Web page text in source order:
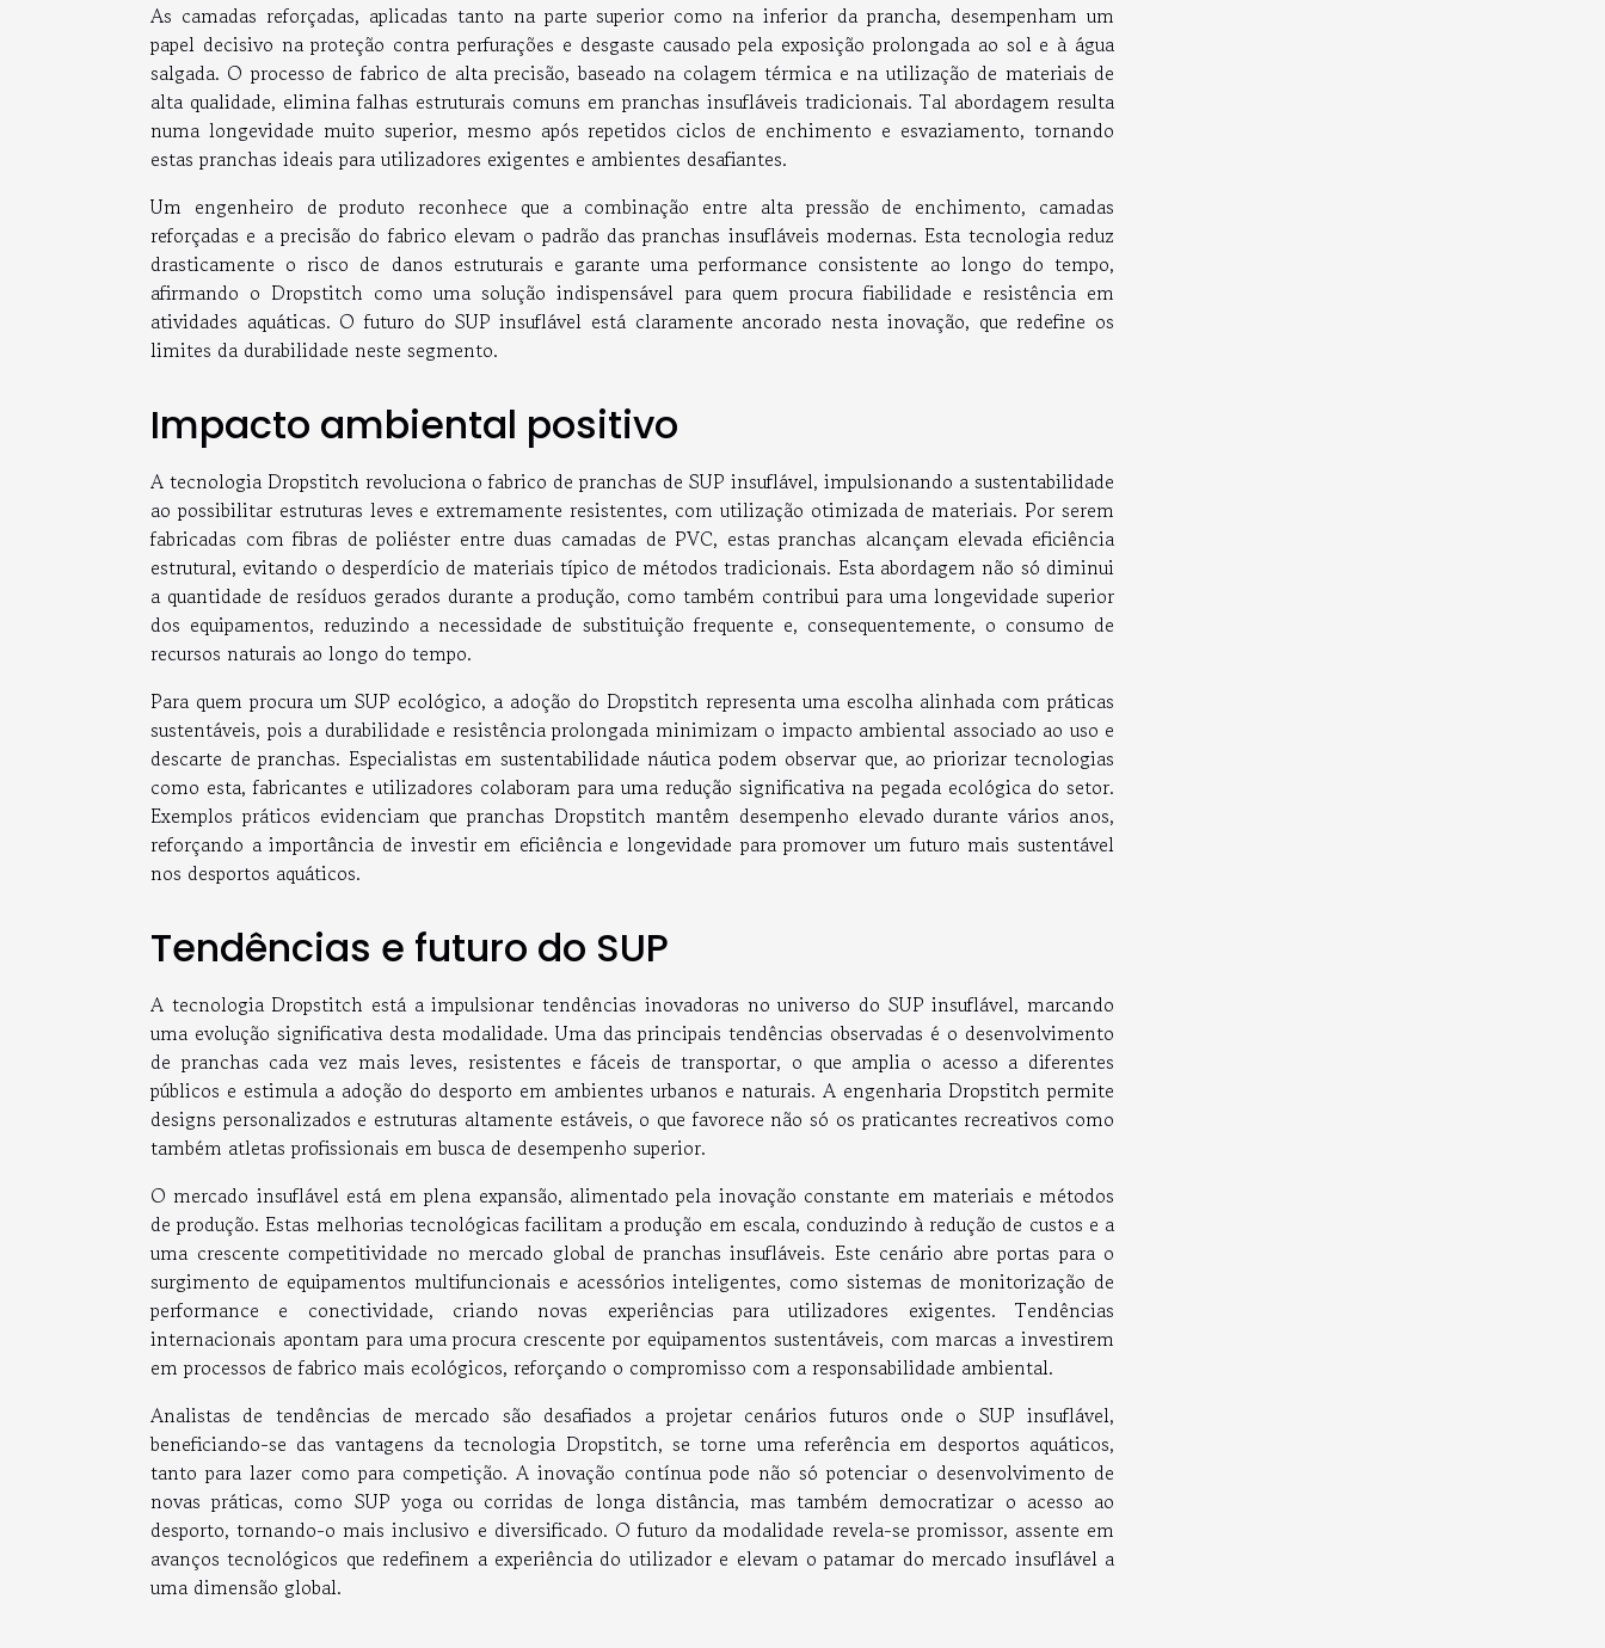
As camadas reforçadas, aplicadas tanto na parte superior como na inferior da prancha, desempenham um
papel decisivo na proteção contra perfurações e desgaste causado pela exposição prolongada ao sol e à água
salgada. O processo de fabrico de alta precisão, baseado na colagem térmica e na utilização de materiais de
alta qualidade, elimina falhas estruturais comuns em pranchas insufláveis tradicionais. Tal abordagem resulta
numa longevidade muito superior, mesmo após repetidos ciclos de enchimento e esvaziamento, tornando
estas pranchas ideais para utilizadores exigentes e ambientes desafiantes.
Um engenheiro de produto reconhece que a combinação entre alta pressão de enchimento, camadas
reforçadas e a precisão do fabrico elevam o padrão das pranchas insufláveis modernas. Esta tecnologia reduz
drasticamente o risco de danos estruturais e garante uma performance consistente ao longo do tempo,
afirmando o Dropstitch como uma solução indispensável para quem procura fiabilidade e resistência em
atividades aquáticas. O futuro do SUP insuflável está claramente ancorado nesta inovação, que redefine os
limites da durabilidade neste segmento.
Impacto ambiental positivo
A tecnologia Dropstitch revoluciona o fabrico de pranchas de SUP insuflável, impulsionando a sustentabilidade
ao possibilitar estruturas leves e extremamente resistentes, com utilização otimizada de materiais. Por serem
fabricadas com fibras de poliéster entre duas camadas de PVC, estas pranchas alcançam elevada eficiência
estrutural, evitando o desperdício de materiais típico de métodos tradicionais. Esta abordagem não só diminui
a quantidade de resíduos gerados durante a produção, como também contribui para uma longevidade superior
dos equipamentos, reduzindo a necessidade de substituição frequente e, consequentemente, o consumo de
recursos naturais ao longo do tempo.
Para quem procura um SUP ecológico, a adoção do Dropstitch representa uma escolha alinhada com práticas
sustentáveis, pois a durabilidade e resistência prolongada minimizam o impacto ambiental associado ao uso e
descarte de pranchas. Especialistas em sustentabilidade náutica podem observar que, ao priorizar tecnologias
como esta, fabricantes e utilizadores colaboram para uma redução significativa na pegada ecológica do setor.
Exemplos práticos evidenciam que pranchas Dropstitch mantêm desempenho elevado durante vários anos,
reforçando a importância de investir em eficiência e longevidade para promover um futuro mais sustentável
nos desportos aquáticos.
Tendências e futuro do SUP
A tecnologia Dropstitch está a impulsionar tendências inovadoras no universo do SUP insuflável, marcando
uma evolução significativa desta modalidade. Uma das principais tendências observadas é o desenvolvimento
de pranchas cada vez mais leves, resistentes e fáceis de transportar, o que amplia o acesso a diferentes
públicos e estimula a adoção do desporto em ambientes urbanos e naturais. A engenharia Dropstitch permite
designs personalizados e estruturas altamente estáveis, o que favorece não só os praticantes recreativos como
também atletas profissionais em busca de desempenho superior.
O mercado insuflável está em plena expansão, alimentado pela inovação constante em materiais e métodos
de produção. Estas melhorias tecnológicas facilitam a produção em escala, conduzindo à redução de custos e a
uma crescente competitividade no mercado global de pranchas insufláveis. Este cenário abre portas para o
surgimento de equipamentos multifuncionais e acessórios inteligentes, como sistemas de monitorização de
performance e conectividade, criando novas experiências para utilizadores exigentes. Tendências
internacionais apontam para uma procura crescente por equipamentos sustentáveis, com marcas a investirem
em processos de fabrico mais ecológicos, reforçando o compromisso com a responsabilidade ambiental.
Analistas de tendências de mercado são desafiados a projetar cenários futuros onde o SUP insuflável,
beneficiando-se das vantagens da tecnologia Dropstitch, se torne uma referência em desportos aquáticos,
tanto para lazer como para competição. A inovação contínua pode não só potenciar o desenvolvimento de
novas práticas, como SUP yoga ou corridas de longa distância, mas também democratizar o acesso ao
desporto, tornando-o mais inclusivo e diversificado. O futuro da modalidade revela-se promissor, assente em
avanços tecnológicos que redefinem a experiência do utilizador e elevam o patamar do mercado insuflável a
uma dimensão global.